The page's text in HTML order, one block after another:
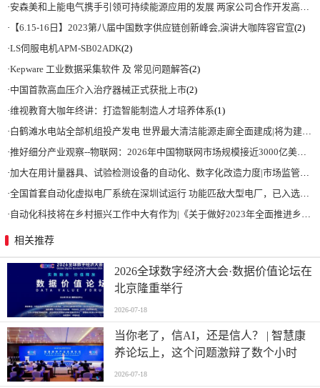
·安森美和上能电气携手引领可持续能源应用的发展 两家公司合作开发高性能储能和太阳能组串式逆变器方案 以实现可持续的未来
· 【6.15-16日】2023第八届中国数字供应链创新峰会,演讲大咖阵容官宣(2)
·LS伺服电机APM-SB02ADK(2)
·Kepware 工业数据采集软件 及 常见问题解答(2)
·中国首款高血压介入治疗器械正式获批上市(2)
·维视教育大咖年终讲：打造智能制造人才培养体系(1)
·白鹤滩水电站全部机组投产发电 世界最大清洁能源走廊全面建成|将为建设新型能源体系、保障国家能源安全、实现“双碳”目标提供有力支撑
·推好细分产业观察--物联网：2026年中国物联网市场规模接近3000亿美元 智慧工厂、智慧城市、智慧电网等将占60%以上
·加大在用计量器具、试验检测设备的自动化、数字化改造力度|市场监管总局 工业和信息化部 关于促进企业计量能力提升的指导意见
·全国首套自动化虚拟电厂系统在深圳试运行 功能匹敌大型电厂，已入选国际典型案例
· 自动化科技将在乡村振兴工作中大有作为|《关于做好2023年全面推进乡村振兴重点工作的意见》发布
相关推荐
2026全球数字经济大会·数据价值论坛在
北京隆重举行
2026-07-18
当你老了，信AI，还是信人？ | 智慧康
养论坛上，这个问题激辩了数个小时
2026-07-18